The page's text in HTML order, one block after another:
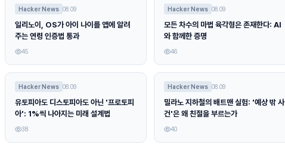
Hacker News 08.09
일리노이, OS가 아이 나이를 앱에 알려
주는 연령 인증법 통과
45
Hacker News 08.09
모든 차수의 마법 육각형은 존재한다: AI
와 함께한 증명
46
Hacker News 08.09
유토피아도 디스토피아도 아닌 '프로토피
아': 1%씩 나아지는 미래 설계법
38
Hacker News 08.09
밀라노 지하철의 배트맨 실험: '예상 밖 사
건'은 왜 친절을 부르는가
40